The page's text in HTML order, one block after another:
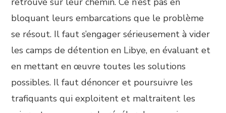
bloquant leurs embarcations que le problème
se résout. Il faut s’engager sérieusement à vider
les camps de détention en Libye, en évaluant et
en mettant en œuvre toutes les solutions
possibles. Il faut dénoncer et poursuivre les
trafiquants qui exploitent et maltraitent les